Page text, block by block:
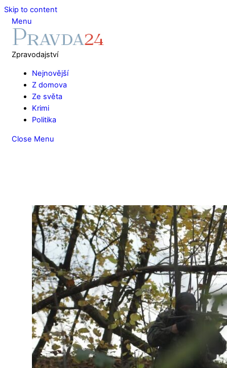
Skip to content
Menu
Zpravodajství
Nejnovější
Z domova
Ze světa
Krimi
Politika
Close Menu